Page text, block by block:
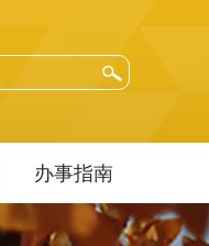
办事指南